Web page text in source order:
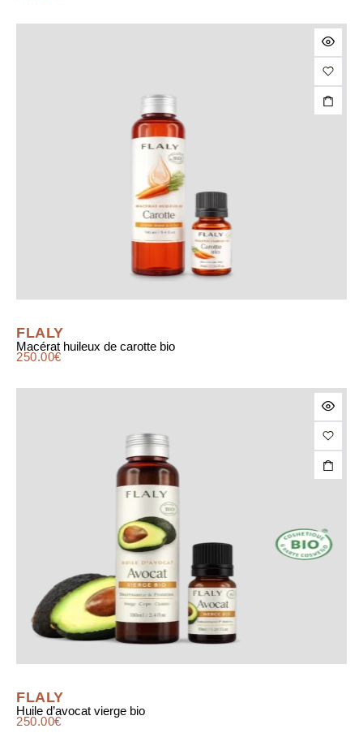
FLALY
Macérat huileux de carotte bio
250.00€
FLALY
Huile d’avocat vierge bio
250.00€